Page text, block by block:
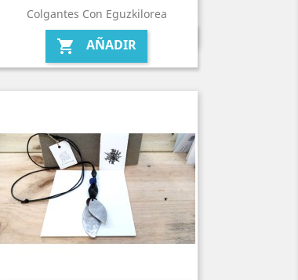
Colgantes Con Eguzkilorea
 AÑADIR